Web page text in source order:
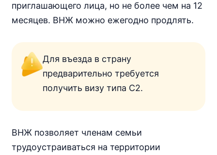
приглашающего лица, но не более чем на 12
месяцев. ВНЖ можно ежегодно продлять.
Для въезда в страну
предварительно требуется
получить визу типа С2.
ВНЖ позволяет членам семьи
трудоустраиваться на территории